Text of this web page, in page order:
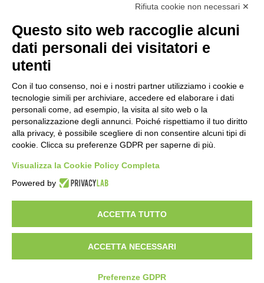
edizione
2 ore fa
valanga verso le semifinali
19 ore fa
Stadio Olimpico, definito il piano
mobilità 2026-27
23 ore fa
Rapporto OsMed 2025 sull’uso dei
farmaci in Italia
1 giorno fa
Privacy Policy
Rifiuta cookie non necessari ✕
Questo sito web raccoglie alcuni
dati personali dei visitatori e
utenti
Con il tuo consenso, noi e i nostri partner utilizziamo i cookie e
tecnologie simili per archiviare, accedere ed elaborare i dati
personali come, ad esempio, la visita al sito web o la
personalizzazione degli annunci. Poiché rispettiamo il tuo diritto
alla privacy, è possibile scegliere di non consentire alcuni tipi di
cookie. Clicca su preferenze GDPR per saperne di più.
Visualizza la Cookie Policy Completa
Powered by
ACCETTA TUTTO
ACCETTA NECESSARI
Preferenze GDPR